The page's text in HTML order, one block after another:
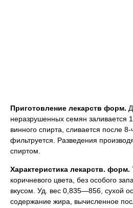
Приготовление лекарств форм.
неразрушенных семян заливается
винного спирта, сливается после
фильтруется. Разведения
спиртом.
Характеристика лекарств. форм.
коричневого цвета, без особого
вкусом. Уд. вес 0,835—856, сухой
содержание жира, вычисленное